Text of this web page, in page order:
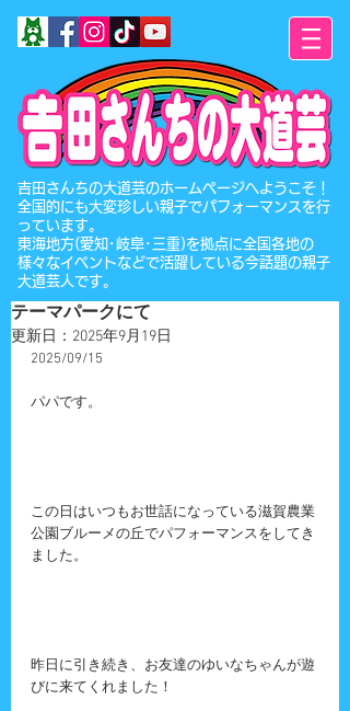
​吉田さんちの大道芸のホームページへようこそ！
全国的にも大変珍しい親子でパフォーマンスを行
っています。
東海地方(愛知･岐阜･三重)を拠点に全国各地の
様々なイベントなどで活躍している今話題の親子
大道芸人です。
テーマパークにて
更新日： 2025年9月19日
2025/09/15
パパです。
この日はいつもお世話になっている滋賀農業
公園ブルーメの丘でパフォーマンスをしてき
ました。
昨日に引き続き、お友達のゆいなちゃんが遊
びに来てくれました！